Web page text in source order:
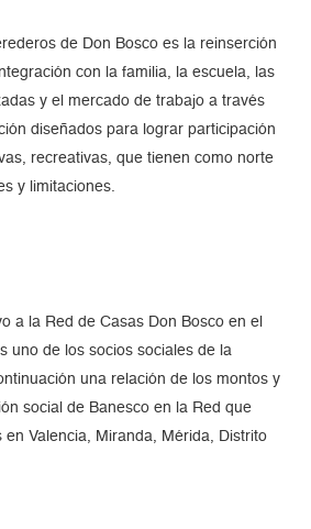
de Don Bosco es la reinserción
con la familia, la escuela, las
y el mercado de trabajo a través
diseñados para lograr participación
recreativas, que tienen como norte
y limitaciones.
a la Red de Casas Don Bosco en el
uno de los socios sociales de la
una relación de los montos y
social de Banesco en la Red que
Valencia, Miranda, Mérida, Distrito